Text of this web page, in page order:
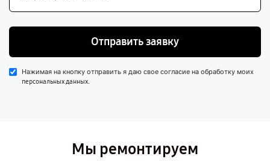
Отправить заявку
Нажимая на кнопку отправить я даю свое согласие на обработку моих
персональных данных.
Мы ремонтируем